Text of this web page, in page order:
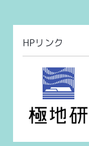
HPリンク